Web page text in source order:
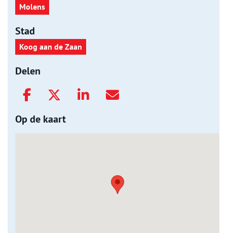
Molens
Stad
Koog aan de Zaan
Delen
Op de kaart